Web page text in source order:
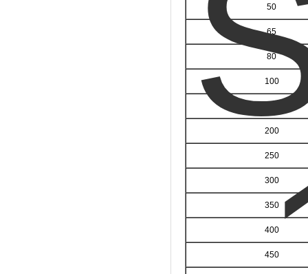
50
65
80
100
200
250
300
350
400
450